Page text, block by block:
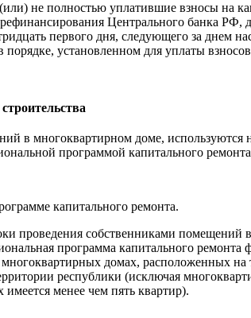
не полностью уплатившие взносы на
Центрального банка РФ,
первого дня, следующего за днем
установленном для уплаты
в многоквартирном доме, используются
программой капитального
капитального ремонта.
проведения собственниками помещений
программа капитального ремонта
домах, расположенных на
республики (исключая
менее чем пять квартир).